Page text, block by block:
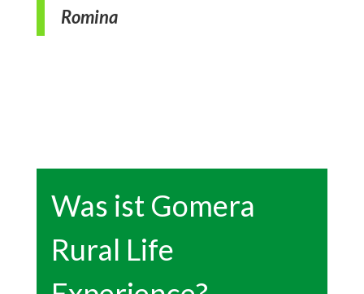
Romina
Was ist Gomera
Rural Life